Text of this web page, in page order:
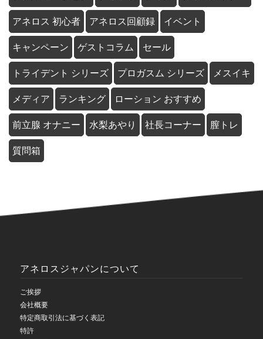
アネロス 初心者 アネロス回顧録 イベント
キャンペーン ゲストコラム セール
トライデント シリーズ プロガスム シリーズ メスイキ
メディア ランキング ローション おすすめ
前立腺 オナニー 水梨あやり 社長コーナー 膣トレ
質問箱
アネロスジャパンについて
ご挨拶
会社概要
特定商取引法に基づく表記
特許